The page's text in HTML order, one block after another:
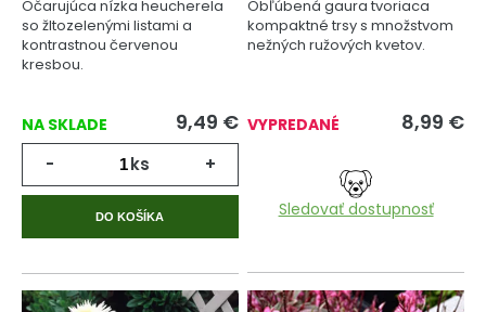
Očarujúca nízka heucherela
so žltozelenými listami a
kontrastnou červenou
kresbou.
NA SKLADE 9,49 €
- ks +
DO KOŠÍKA
Obľúbená gaura tvoriaca
kompaktné trsy s množstvom
nežných ružových kvetov.
VYPREDANÉ 8,99 €
Sledovať dostupnosť